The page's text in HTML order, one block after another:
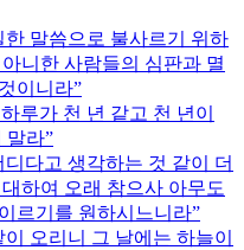
말씀으로 불사르기 위하
니한 사람들의 심판과 멸
이니라
루가 천 년 같고 천 년이
말라
다고 생각하는 것 같이 더
하여 오래 참으사 아무도
르기를 원하시느니라
오리니 그 날에는 하늘이